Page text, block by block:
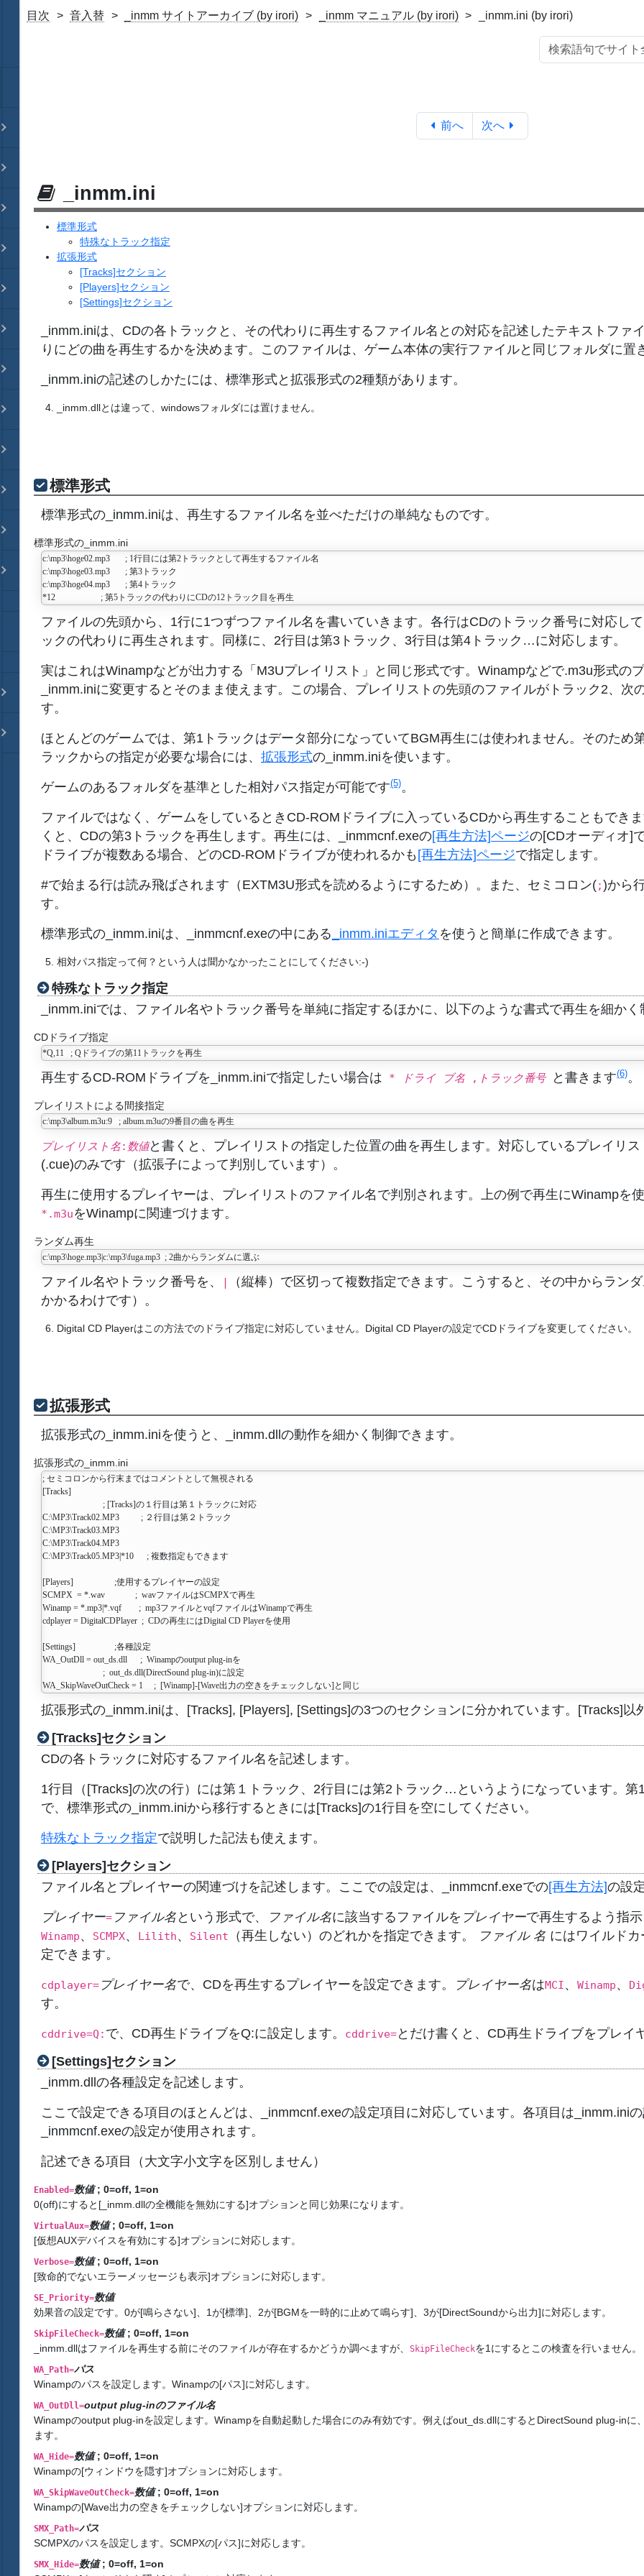
目次 音入替 _inmm サイトアーカイブ (by irori) _inmm マニュアル (by irori) _inmm.ini (by irori)
前へ 次へ
_inmm.ini
標準形式
特殊なトラック指定
拡張形式
[Tracks]セクション
[Players]セクション
[Settings]セクション
_inmm.iniは、CDの各トラックと、その代わりに再生するファイル名との対応を記述したテキストファ
りにどの曲を再生するかを決めます。このファイルは、ゲーム本体の実行ファイルと同じフォルダに置
_inmm.iniの記述のしかたには、標準形式と拡張形式の2種類があります。
_inmm.dllとは違って、windowsフォルダには置けません。
標準形式
標準形式の_inmm.iniは、再生するファイル名を並べただけの単純なものです。
標準形式の_inmm.ini
c:\mp3\hoge02.mp3       ; 1行目には第2トラックとして再生するファイル名
c:\mp3\hoge03.mp3       ; 第3トラック
c:\mp3\hoge04.mp3       ; 第4トラック
ファイルの先頭から、1行に1つずつファイル名を書いていきます。各行はCDのトラック番号に対応し
ックの代わりに再生されます。同様に、2行目は第3トラック、3行目は第4トラック…に対応します。
実はこれはWinampなどが出力する「M3Uプレイリスト」と同じ形式です。Winampなどで.m3u形式の
_inmm.iniに変更するとそのまま使えます。この場合、プレイリストの先頭のファイルがトラック2、
す。
ほとんどのゲームでは、第1トラックはデータ部分になっていてBGM再生には使われません。そのため
ラックからの指定が必要な場合には、 拡張形式の_inmm.iniを使います。
ゲームのあるフォルダを基準とした相対パス指定が可能です(5)。
ファイルではなく、ゲームをしているときCD-ROMドライブに入っているCDから再生することもでき
くと、CDの第3トラックを再生します。再生には、_inmmcnf.exeの[再生方法]ページの[CDオーディオ]
ドライブが複数ある場合、どのCD-ROMドライブが使われるかも [再生方法]ページで指定します。
#で始まる行は読み飛ばされます（EXTM3U形式を読めるようにするため）。また、セミコロン(;)から
す。
標準形式の_inmm.iniは、_inmmcnf.exeの中にある _inmm.iniエディタ を使うと簡単に作成できます。
相対パス指定って何？という人は聞かなかったことにしてください:-)
特殊なトラック指定
_inmm.iniでは、ファイル名やトラック番号を単純に指定するほかに、以下のような書式で再生を細か
CDドライブ指定
再生するCD-ROMドライブを_inmm.iniで指定したい場合は * ドライ ブ名 , トラック番号 と書きます(6)。
プレイリストによる間接指定
プレイリスト名: 数値と書くと、プレイリストの指定した位置の曲を再生します。対応しているプレイリ
(.cue)のみです（拡張子によって判別しています）。
再生に使用するプレイヤーは、プレイリストのファイル名で判別されます。上の例で再生にWinampを
*.m3uをWinampに関連づけます。
ランダム再生
ファイル名やトラック番号を、 |
（縦棒）で区切って複数指定できます。こうすると、その中からラン
かかるわけです）。
Digital CD Playerはこの方法でのドライブ指定に対応していません。Digital CD Playerの設定でCDドライブを変更してください。
拡張形式
拡張形式の_inmm.iniを使うと、_inmm.dllの動作を細かく制御できます。
拡張形式の_inmm.ini
; セミコロンから行末まではコメントとして無視される
[Tracks]
                            ; [Tracks]の１行目は第１トラックに対応
C:\MP3\Track02.MP3          ; ２行目は第２トラック
C:\MP3\Track03.MP3
C:\MP3\Track04.MP3
C:\MP3\Track05.MP3|*10      ; 複数指定もできます
[Players]                   ;使用するプレイヤーの設定
SCMPX  = *.wav              ;  wavファイルはSCMPXで再生
Winamp = *.mp3|*.vqf        ;  mp3ファイルとvqfファイルはWinampで再生
cdplayer = DigitalCDPlayer  ;  CDの再生にはDigital CD Playerを使用
[Settings]                  ;各種設定
WA_OutDll = out_ds.dll      ;  Winampのoutput plug-inを
                            ;  out_ds.dll(DirectSound plug-in)に設定
拡張形式の_inmm.iniは、[Tracks], [Players], [Settings]の3つのセクションに分かれています。[Tracks]以
[Tracks]セクション
CDの各トラックに対応するファイル名を記述します。
1行目（[Tracks]の次の行）には第１トラック、2行目には第2トラック…というようになっています。
で、標準形式の_inmm.iniから移行するときには[Tracks]の1行目を空にしてください。
特殊なトラック指定で説明した記法も使えます。
[Players]セクション
ファイル名とプレイヤーの関連づけを記述します。ここでの設定は、_inmmcnf.exeでの[再生方法]の設
プレイヤー= ファイル名 という形式で、 ファイル名に該当するファイルを プレイヤーで再生するよう指
Winamp、 SCMPX、 Lilith、 Silent （再生しない）のどれかを指定できます。 ファイル 名 にはワイルド
定できます。
cdplayer= プレイヤー名で、CDを再生するプレイヤーを設定できます。 プレイヤー名はMCI、 Winamp、
す。
cddrive=Q: で、CD再生ドライブをQ:に設定します。 cddrive=とだけ書くと、CD再生ドライブをプレイ
[Settings]セクション
_inmm.dllの各種設定を記述します。
ここで設定できる項目のほとんどは、_inmmcnf.exeの設定項目に対応しています。各項目は_inmm.ini
_inmmcnf.exeの設定が使用されます。
記述できる項目（大文字小文字を区別しません）
Enabled=数値; 0=off, 1=on
0(off)にすると[_inmm.dllの全機能を無効にする]オプションと同じ効果になります。
VirtualAux=数値; 0=off, 1=on
[仮想AUXデバイスを有効にする]オプションに対応します。
Verbose=数値; 0=off, 1=on
[致命的でないエラーメッセージも表示]オプションに対応します。
SE_Priority=数値
効果音の設定です。0が[鳴らさない]、1が[標準]、2が[BGMを一時的に止めて鳴らす]、3が[DirectSoundから出力]に対応します。
SkipFileCheck=数値; 0=off, 1=on
_inmm.dllはファイルを再生する前にそのファイルが存在するかどうか調べますが、 SkipFileCheckを1にするとこの検査を行いません。
WA_Path=パス
Winampのパスを設定します。Winampの[パス]に対応します。
WA_OutDll=output plug-inのファイル名
Winampのoutput plug-inを設定します。Winampを自動起動した場合にのみ有効です。例えばout_ds.dllにするとDirectSound plug-in
ます。
WA_Hide=数値; 0=off, 1=on
Winampの[ウィンドウを隠す]オプションに対応します。
WA_SkipWaveOutCheck=数値; 0=off, 1=on
Winampの[Wave出力の空きをチェックしない]オプションに対応します。
SMX_Path=パス
SCMPXのパスを設定します。SCMPXの[パス]に対応します。
SMX_Hide=数値; 0=off, 1=on